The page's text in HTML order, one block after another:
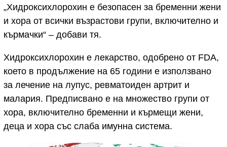
„Хидроксихлорохин е безопасен за бременни жени
и хора от всички възрастови групи, включително и
кърмачки“ – добави тя.
Хидроксихлорохин е лекарство, одобрено от FDA,
което в продължение на 65 години е използвано
за лечение на лупус, ревматоиден артрит и
малария. Предписвано е на множество групи от
хора, включително бременни и кърмещи жени,
деца и хора със слаба имунна система.